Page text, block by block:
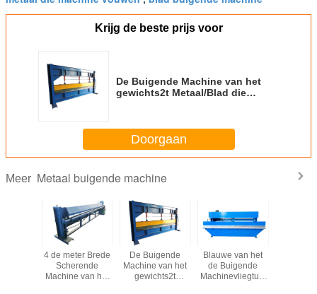
Krijg de beste prijs voor
De Buigende Machine van het
gewichts2t Metaal/Blad die
Doorgaan
Meer Metaal buigende machine
4 de meter Brede
Scherende
Machine van het
De Buigende
Machine van het
gewichts2t
Blauwe van het
de Buigende
Machinevliegtuig